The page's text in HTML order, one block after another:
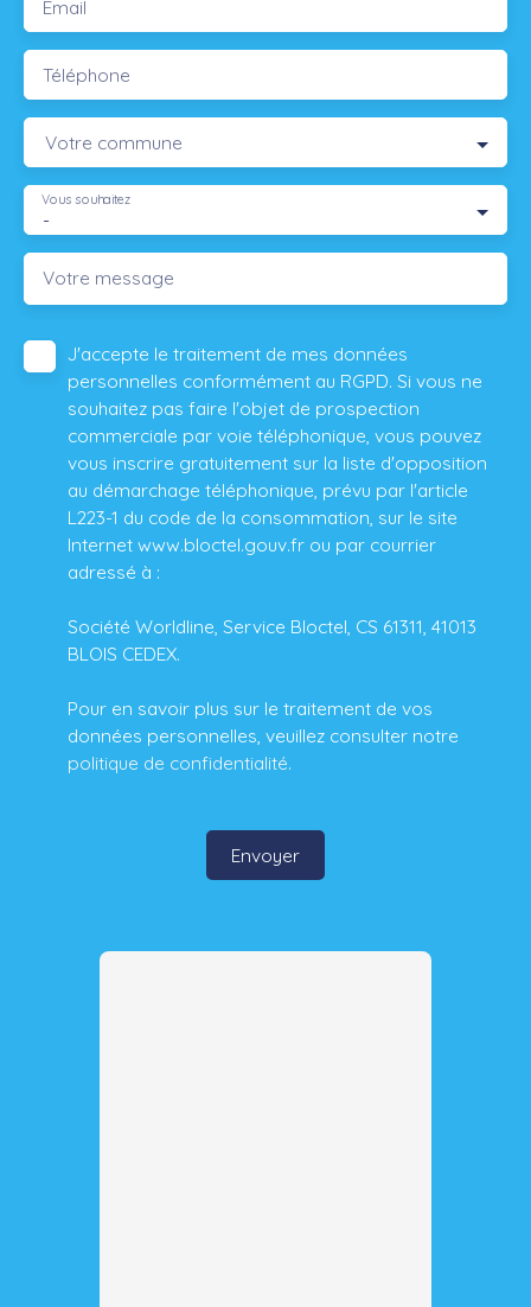
Email
Téléphone
Votre commune
-
Vous souhaitez
Votre message
J'accepte le traitement de mes données
personnelles conformément au RGPD. Si vous ne
souhaitez pas faire l'objet de prospection
commerciale par voie téléphonique, vous pouvez
vous inscrire gratuitement sur la liste d'opposition
au démarchage téléphonique, prévu par l'article
L223-1 du code de la consommation, sur le site
Internet www.bloctel.gouv.fr ou par courrier
adressé à :
Société Worldline, Service Bloctel, CS 61311, 41013
BLOIS CEDEX.
Pour en savoir plus sur le traitement de vos
données personnelles, veuillez consulter notre
politique de confidentialité.
Envoyer